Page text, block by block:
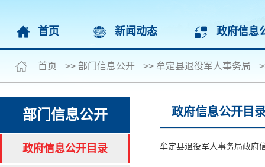
首页 新闻动态 政府信息
首页 >> 部门信息公开 >> 牟定县退役军人事务局
部门信息公开
政府信息公开目录
政府信息公开目
牟定县退役军人事务局政府